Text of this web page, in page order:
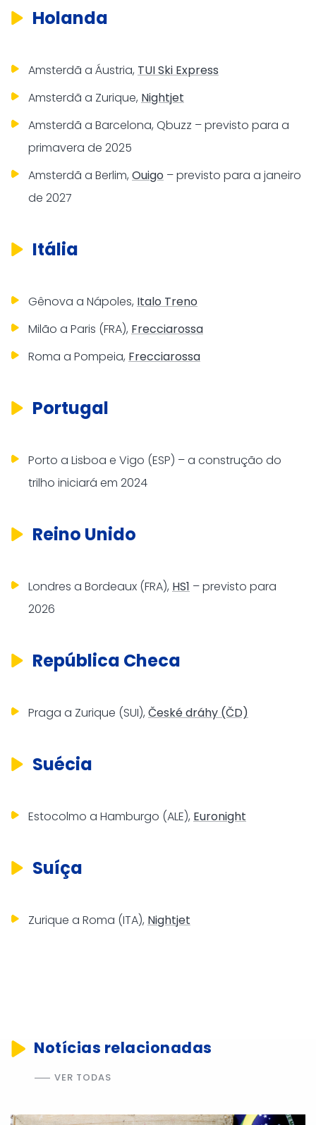
Holanda
Amsterdã a Áustria, TUI Ski Express
Amsterdã a Zurique, Nightjet
Amsterdã a Barcelona, Qbuzz – previsto para a
primavera de 2025
Amsterdã a Berlim, Ouigo – previsto para a janeiro
de 2027
Itália
Gênova a Nápoles, Italo Treno
Milão a Paris (FRA), Frecciarossa
Roma a Pompeia, Frecciarossa
Portugal
Porto a Lisboa e Vigo (ESP) – a construção do
trilho iniciará em 2024
Reino Unido
Londres a Bordeaux (FRA), HS1 – previsto para
2026
República Checa
Praga a Zurique (SUI), České dráhy (ČD)
Suécia
Estocolmo a Hamburgo (ALE), Euronight
Suíça
Zurique a Roma (ITA), Nightjet
Notícias relacionadas
VER TODAS